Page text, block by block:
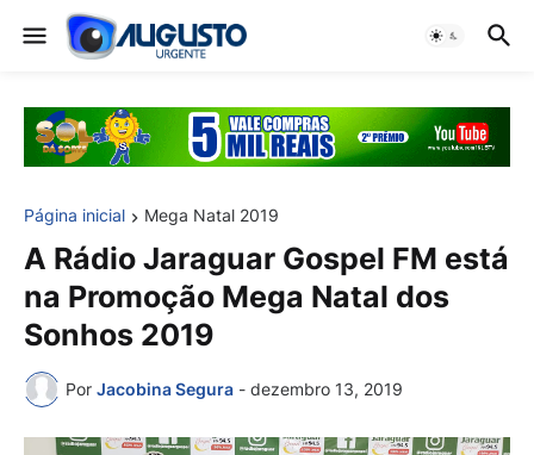
Página inicial Mega Natal 2019
A Rádio Jaraguar Gospel FM está
na Promoção Mega Natal dos
Sonhos 2019
Por Jacobina Segura - dezembro 13, 2019